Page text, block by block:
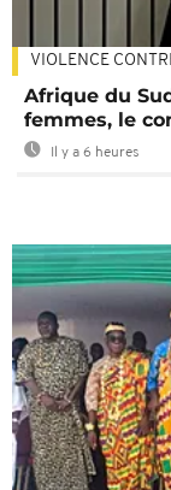
VIOLENCE
Afrique du
femmes, le
Il y a 6 heures